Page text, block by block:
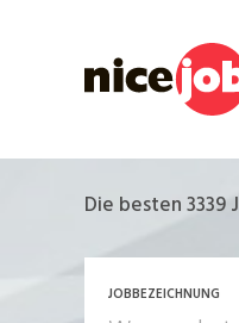
Die besten 3339
JOBBEZEICHNUNG